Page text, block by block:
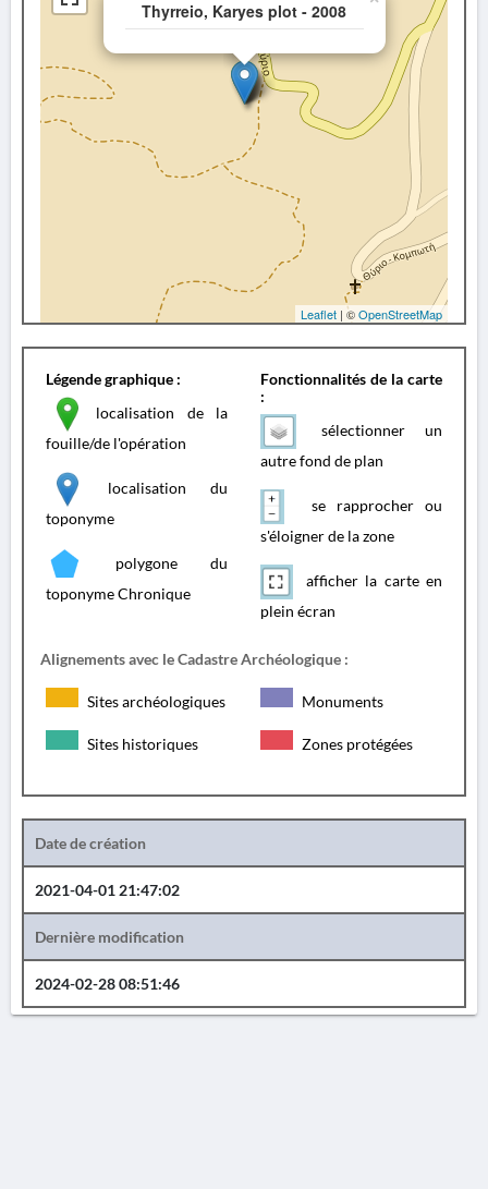
Thyrreio, Karyes plot - 2008
Leaflet | ©OpenStreetMap
Légende graphique :
localisation de la
fouille/de l'opération
localisation du
toponyme
polygone du
toponyme Chronique
Fonctionnalités de la carte
:
sélectionner un
autre fond de plan
se rapprocher ou
s'éloigner de la zone
afficher la carte en
plein écran
Alignements avec le Cadastre Archéologique :
Sites archéologiques Monuments
Sites historiques Zones protégées
Date de création
2021-04-01 21:47:02
Dernière modification
2024-02-28 08:51:46